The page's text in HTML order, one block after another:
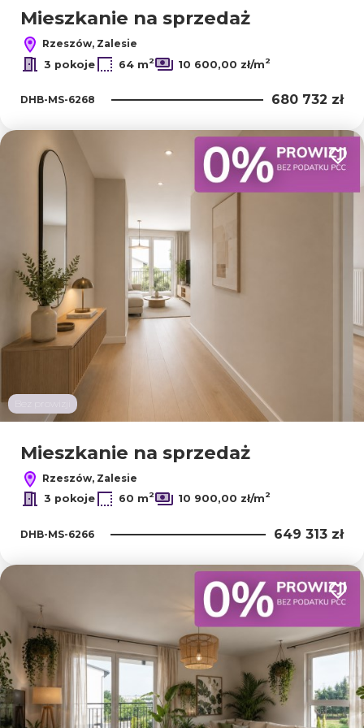
Mieszkanie na sprzedaż
Rzeszów, Zalesie
3 pokoje
64 m2 10 600,00 zł/m2
DHB-MS-6268 680 732 zł
Mieszkanie na sprzedaż
Rzeszów, Zalesie
3 pokoje
60 m2 10 900,00 zł/m2
DHB-MS-6266 649 313 zł